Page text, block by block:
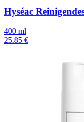
Hyséac
400 ml
25.85 €